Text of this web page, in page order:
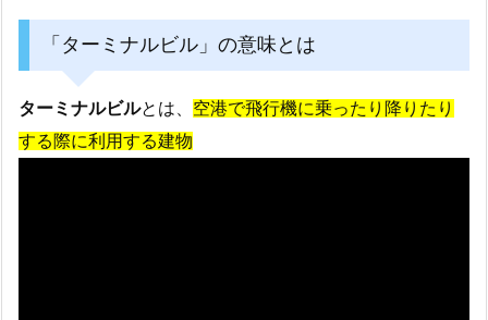
「ターミナルビル」の意味とは
ターミナルビルとは、 空港で飛行機に乗ったり降りたり
する際に利用する建物